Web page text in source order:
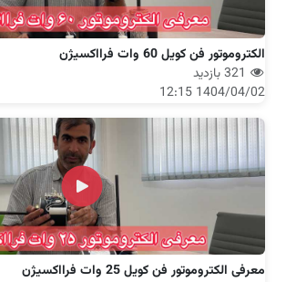
الکتروموتور فن کویل 60 وات فرااکسیژن
1404/04/02 12:15
معرفی الکتروموتور فن کویل 25 وات فرااکسیژن